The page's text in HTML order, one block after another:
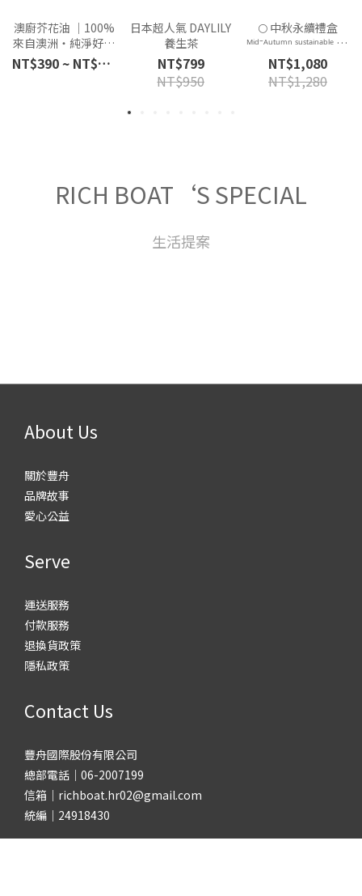
澳廚芥花油 ｜100%
來自澳洲・純淨好油
｜
NT$390 ~ NT$490
日本超人氣 DAYLILY
養生茶
NT$799
NT$950
🌕 中秋永續禮盒
ᴹⁱᵈ⁻ᴬᵘᵗᵘᵐⁿ ˢᵘˢᵗᵃⁱⁿᵃᵇˡᵉ ᴳⁱᶠᵗ
ᴮᵒˣ
NT$1,080
NT$1,280
RICH BOAT‘S SPECIAL
生活提案
About Us
關於豐舟
品牌故事
愛心公益
Serve
運送服務
付款服務
退換貨政策
隱私政策
Contact Us
豐舟國際股份有限公司
總部電話｜06-2007199
信箱｜richboat.hr02@gmail.com
統編｜24918430